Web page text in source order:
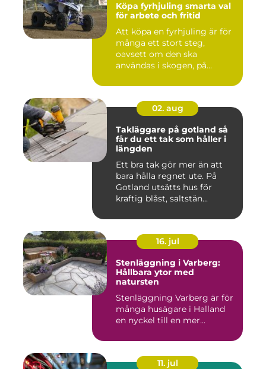
Köpa fyrhjuling smarta val
för arbete och fritid
Att köpa en fyrhjuling är för
många ett stort steg,
oavsett om den ska
användas i skogen, på
02. aug
Takläggare på gotland så
får du ett tak som håller i
längden
Ett bra tak gör mer än att
bara hålla regnet ute. På
Gotland utsätts hus för
kraftig blåst, saltstän...
16. jul
Stenläggning i Varberg:
Hållbara ytor med
natursten
Stenläggning Varberg är för
många husägare i Halland
en nyckel till en mer...
11. jul